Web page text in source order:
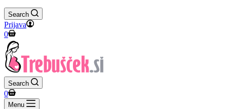
Search
Prijava
Shopping
cart
0
Search
Shopping
cart
0
Menu